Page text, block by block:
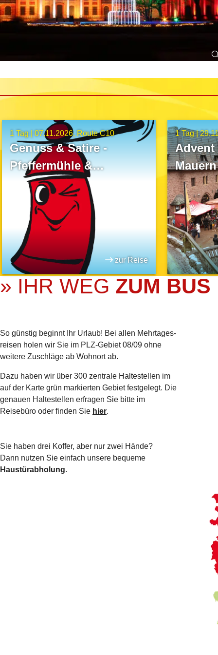
1 Tag |
1 Tag | 07.11.2026 Route C10
Genuss & Satire -
Pfeffermühle &
Auerbachs Keller
zur Reise
» IHR WEG ZUM BUS
So günstig beginnt Ihr Urlaub! Bei allen Mehrtages­
reisen holen wir Sie im PLZ-Gebiet 08/09 ohne
weitere Zuschläge ab Wohnort ab.
Dazu haben wir über 300 zentrale Haltestellen im
auf der Karte grün markierten Gebiet festgelegt. Die
genauen Haltestellen erfragen Sie bitte im
Reisebüro oder finden Sie hier.
Sie haben drei Koffer, aber nur zwei Hände?
Dann nutzen Sie einfach unsere bequeme
Haustürabholung.